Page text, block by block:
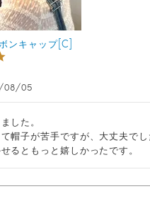
ンキャップ[C]
08/05
した。
帽子が苦手ですが、大丈夫でし
るともっと嬉しかったです。